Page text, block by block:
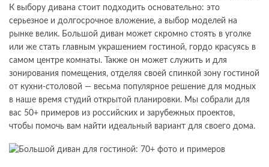
К выбору дивана стоит подходить основательно: это
серьезное и долгосрочное вложение, а выбор моделей на
рынке велик. Большой диван может скромно стоять в уголке
или же стать главным украшением гостиной, гордо красуясь в
самом центре комнаты. Также он может служить и для
зонирования помещения, отделяя своей спинкой зону гостиной
от кухни-столовой — весьма популярное решение для модных
в наше время студий открытой планировки. Мы собрали для
вас 50+ примеров из российских и зарубежных проектов,
чтобы помочь вам найти идеальный вариант для своего дома.